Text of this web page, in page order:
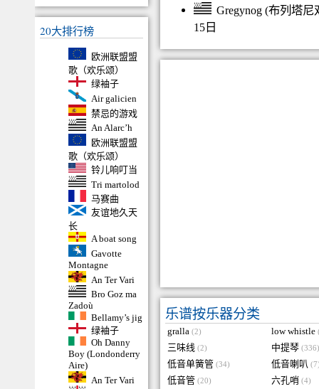
20大排行榜
欧洲联盟盟
歌（欢乐颂）
绿袖子
Air galicien
禁忌的游戏
An Alarc’h
欧洲联盟盟
歌（欢乐颂）
铃儿响叮当
Tri martolod
马赛曲
友谊地久天
长
A boat song
Gavotte
Montagne
An Ter Vari
Bro Goz ma
Zadoù
Bellamy’s jig
绿袖子
Oh Danny
Boy (Londonderry
Aire)
An Ter Vari
Gregynog(布列塔尼
15日
乐谱按乐器分类
gralla (2) low whistle
三味线 (2) 中提琴
低音单簧管 (34) 低音喇叭
低音管 (20) 六孔哨 (4)